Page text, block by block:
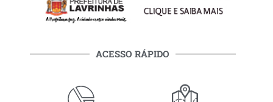
ACESSO RÁPIDO